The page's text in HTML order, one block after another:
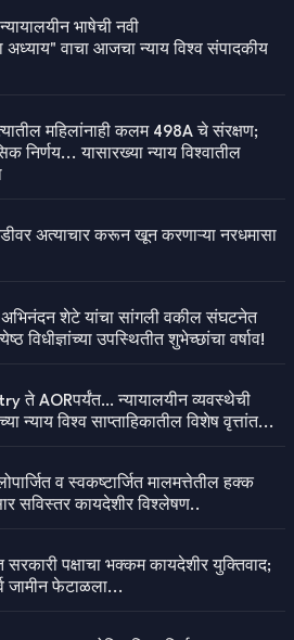
भाषेची नवी
अध्याय" वाचा आजचा न्याय विश्व संपादकीय
महिलांनाही कलम 498A चे संरक्षण;
निर्णय... यासारख्या न्याय विश्वातील
अत्याचार करून खून करणाऱ्या नरधमासा
शेटे यांचा सांगली वकील संघटनेत
विधीज्ञांच्या उपस्थितीत शुभेच्छांचा वर्षाव!
ते AORपर्यंत… न्यायालयीन व्यवस्थेची
न्याय विश्व साप्ताहिकातील विशेष वृत्तांत...
व स्वकष्टार्जित मालमत्तेतील हक्क
सविस्तर कायदेशीर विश्लेषण..
पक्षाचा भक्कम कायदेशीर युक्तिवाद;
जामीन फेटाळला...